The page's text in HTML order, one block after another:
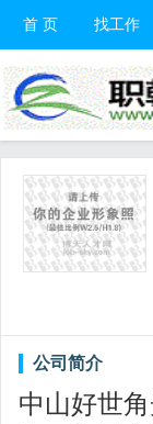
首 页 找工作
公司简介
中山好世